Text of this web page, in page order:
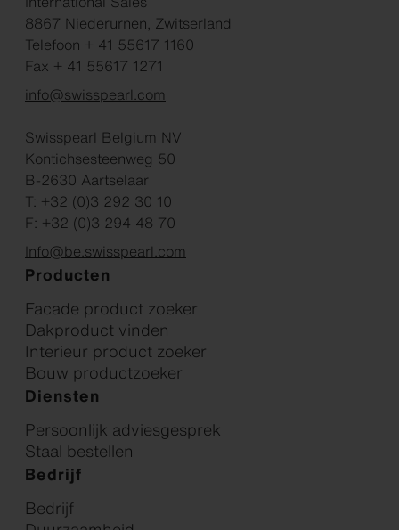
8867 Niederurnen, Zwitserland
Telefoon + 41 55617 1160
Fax + 41 55617 1271
info@swisspearl.com
Swisspearl Belgium NV
Kontichsesteenweg 50
B-2630 Aartselaar
T: +32 (0)3 292 30 10
F: +32 (0)3 294 48 70
Info@be.swisspearl.com
Producten
Facade product zoeker
Dakproduct vinden
Interieur product zoeker
Bouw productzoeker
Diensten
Persoonlijk adviesgesprek
Staal bestellen
Bedrijf
Bedrijf